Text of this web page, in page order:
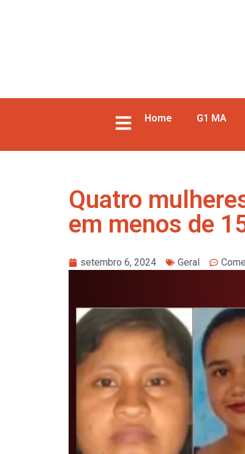
Home G1 MA
Quatro
em menos de
setembro 6, 2024 Geral